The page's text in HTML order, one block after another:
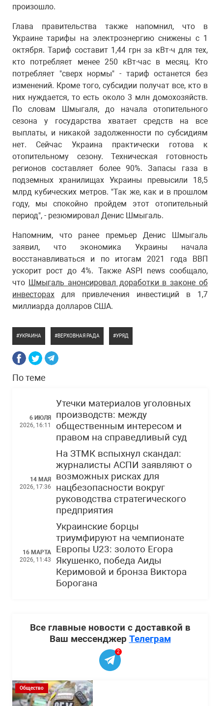
произошло.
Глава правительства также напомнил, что в
Украине тарифы на электроэнергию снижены с 1
октября. Тариф составит 1,44 грн за кВт-ч для тех,
кто потребляет менее 250 кВт-час в месяц. Кто
потребляет "сверх нормы" - тариф останется без
изменений. Кроме того, субсидии получат все, кто в
них нуждается, то есть около 3 млн домохозяйств.
По словам Шмыгаля, до начала отопительного
сезона у государства хватает средств на все
выплаты, и никакой задолженности по субсидиям
нет. Сейчас Украина практически готова к
отопительному сезону. Техническая готовность
регионов составляет более 90%. Запасы газа в
подземных хранилищах Украины превысили 18,5
млрд кубических метров. "Так же, как и в прошлом
году, мы спокойно пройдем этот отопительный
период", - резюмировал Денис Шмыгаль.
Напомним, что ранее премьер Денис Шмыгаль
заявил, что экономика Украины начала
восстанавливаться и по итогам 2021 года ВВП
ускорит рост до 4%. Также ASPI news сообщало,
что Шмыгаль анонсировал доработки в законе об
инвесторах для привлечения инвестиций в 1,7
миллиарда долларов США.
УКРАИНА ВЕРХОВНАЯ РАДА УРЯД
По теме
6 ИЮЛЯ
2026, 16:11
Утечки материалов уголовных
производств: между
общественным интересом и
правом на справедливый суд
14 МАЯ
2026, 17:36
На ЗТМК вспыхнул скандал:
журналисты АСПИ заявляют о
возможных рисках для
нацбезопасности вокруг
руководства стратегического
предприятия
16 МАРТА
2026, 11:43
Украинские борцы
триумфируют на чемпионате
Европы U23: золото Егора
Якушенко, победа Аиды
Керимовой и бронза Виктора
Борогана
Все главные новости с доставкой в
Ваш мессенджер Телеграм
2
Общество